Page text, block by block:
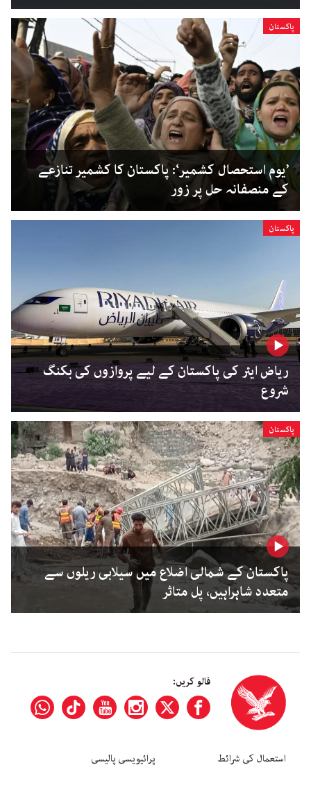
پاکستان
’یوم استحصال کشمیر‘: پاکستان کا کشمیر تنازعے
کے منصفانہ حل پر زور
پاکستان
ریاض ایئر کی پاکستان کے لیے پروازوں کی بکنگ
شروع
پاکستان
پاکستان کے شمالی اضلاع میں سیلابی ریلوں سے
متعدد شاہراہیں، پل متاثر
فالو کریں:
استعمال کی شرائط پرائیویسی پالیسی